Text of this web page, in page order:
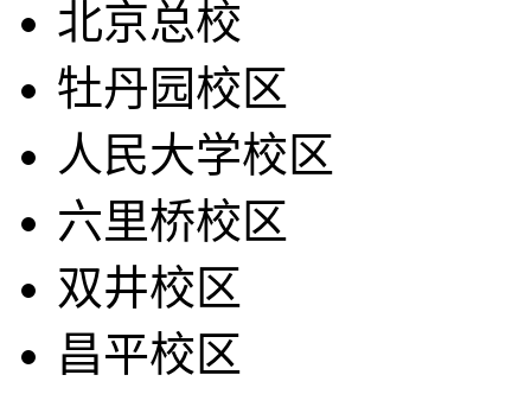
北京总校
牡丹园校区
人民大学校区
六里桥校区
双井校区
昌平校区